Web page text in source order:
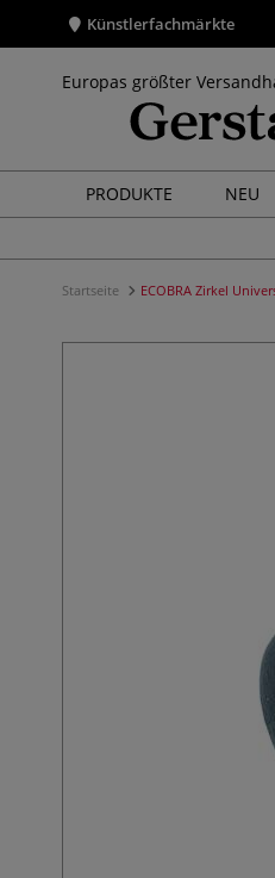
Künstlerfachmärkte
Europas größter
PRODUKTE NEU
Startseite ECOBRA Zirkel